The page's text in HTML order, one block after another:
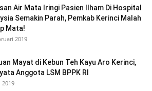
Air Mata Iringi Pasien Ilham Di Hospital
Semakin Parah, Pemkab Kerinci Malah
Mata!
2019
Mayat di Kebun Teh Kayu Aro Kerinci,
Anggota LSM BPPK RI
2019